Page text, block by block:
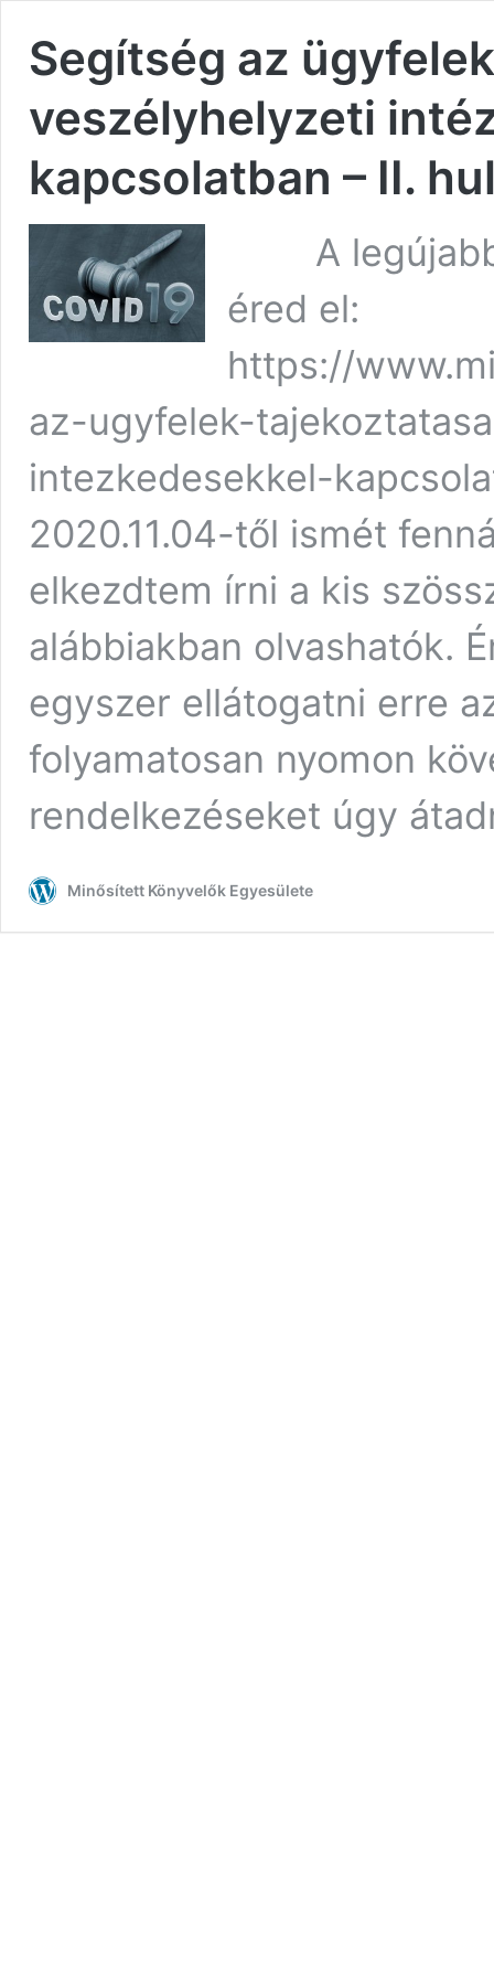
Segítség az
veszélyhelyzeti
kapcsolatban – II.
A legújabb
éred el:
https://
az-ugyfelek-
intezkedesekkel-
2020.11.04-től ismét
elkezdtem írni a kis
alábbiakban olvashatók.
egyszer ellátogatni erre
folyamatosan nyomon
rendelkezéseket úgy
Minősített Könyvelők Egyesülete